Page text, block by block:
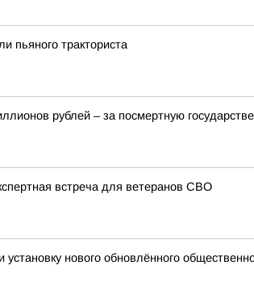
пьяного тракториста
рублей – за посмертную
встреча для ветеранов СВО
нового обновлённого